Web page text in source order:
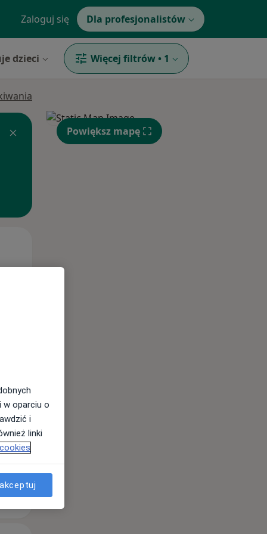
Zaloguj się Dla profesjonalistów
dzieci Więcej filtrów • 1
Powiększ mapę
w oparciu o
i
linki